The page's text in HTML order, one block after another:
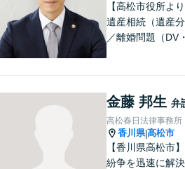
【高松市役所よ
遺産相続（遺産分
／離婚問題（DV
供します。
金藤 邦生 弁
高松春日法律事務所
香川県|高松市
【香川県高松市
紛争を迅速に解